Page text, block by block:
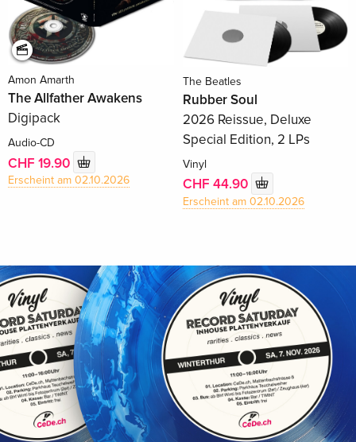
Amon Amarth
The Allfather Awakens
Digipack
Audio-CD
CHF 19.90
Erscheint am 02.10.2026
The Beatles
Rubber Soul
2026 Reissue, Deluxe
Special Edition, 2 LPs
Vinyl
CHF 44.90
Erscheint am 02.10.2026